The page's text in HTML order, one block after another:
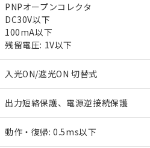
PNPオープンコレクタ
DC30V以下
100mA以下
残留電圧: 1V以下
入光ON/遮光ON 切替式
出力短絡保護、電源逆接続保護
動作・復帰: 0.5ms以下
※1 対応状況
対応済み：EU